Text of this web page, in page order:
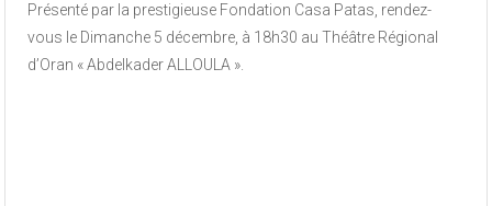
Présenté par la prestigieuse Fondation Casa Patas, rendez-
vous le Dimanche 5 décembre, à 18h30 au Théâtre Régional
d’Oran « Abdelkader ALLOULA ».